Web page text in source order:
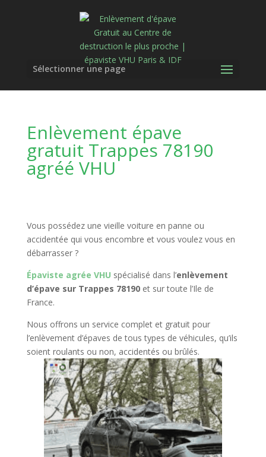
Sélectionner une page
Enlèvement épave
gratuit Trappes 78190
agréé VHU
Vous possédez une vieille voiture en panne ou
accidentée qui vous encombre et vous voulez vous en
débarrasser ?
Épaviste agrée VHU spécialisé dans l’enlèvement
d’épave sur Trappes 78190et sur toute l’Ile de
France.
Nous offrons un service complet et gratuit pour
l’enlèvement d’épaves de tous types de véhicules, qu’ils
soient roulants ou non, accidentés ou brûlés.